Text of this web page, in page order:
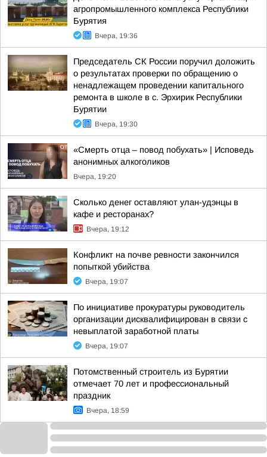
агропромышленного комплекса Республики
Бурятия
Вчера, 19:36
Председатель СК России поручил доложить
о результатах проверки по обращению о
ненадлежащем проведении капитального
ремонта в школе в с. Эрхирик Республики
Бурятии
Вчера, 19:30
«Смерть отца – повод побухать» | Исповедь
анонимных алкоголиков
Вчера, 19:20
Сколько денег оставляют улан-удэнцы в
кафе и ресторанах?
Вчера, 19:12
Конфликт на почве ревности закончился
попыткой убийства
Вчера, 19:07
По инициативе прокуратуры руководитель
организации дисквалифицирован в связи с
невыплатой заработной платы
Вчера, 19:07
Потомственный строитель из Бурятии
отмечает 70 лет и профессиональный
праздник
Вчера, 18:59